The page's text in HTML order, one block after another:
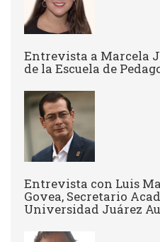
Entrevista a Marcela
de la Escuela de
Entrevista con Luis
Govea, Secretario
Universidad Juárez